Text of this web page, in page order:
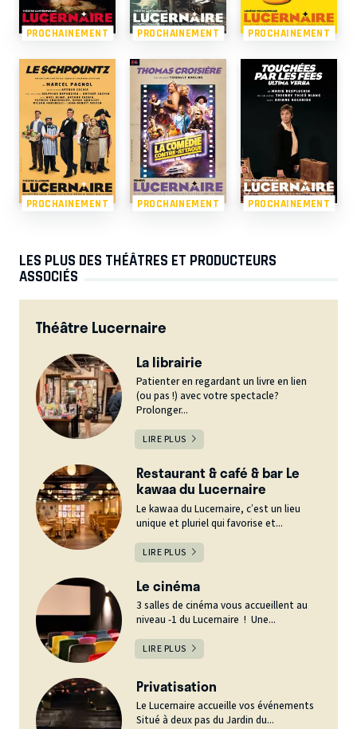
PROCHAINEMENT PROCHAINEMENT PROCHAINEMENT
PROCHAINEMENT PROCHAINEMENT PROCHAINEMENT
LES PLUS DES THÉÂTRES ET PRODUCTEURS
ASSOCIÉS
Théâtre Lucernaire
La librairie
Patienter en regardant un livre en lien
(ou pas !) avec votre spectacle?
Prolonger...
LIRE PLUS
Restaurant & café & bar Le
kawaa du Lucernaire
Le kawaa du Lucernaire, c’est un lieu
unique et pluriel qui favorise et...
LIRE PLUS
Le cinéma
3 salles de cinéma vous accueillent au
niveau -1 du Lucernaire ! Une...
LIRE PLUS
Privatisation
Le Lucernaire accueille vos événements
Situé à deux pas du Jardin du...